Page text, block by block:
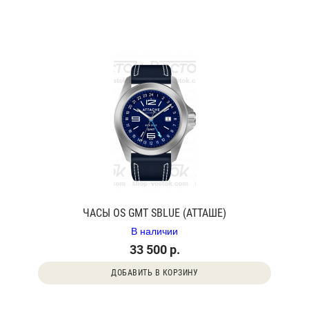
ЧАСЫ OS GMT SBLUE (АТТАШЕ)
В наличии
33 500 р.
ДОБАВИТЬ В КОРЗИНУ